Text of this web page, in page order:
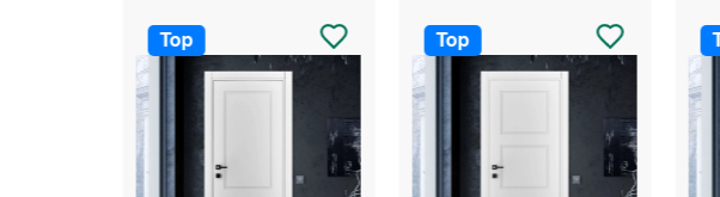
Top Top